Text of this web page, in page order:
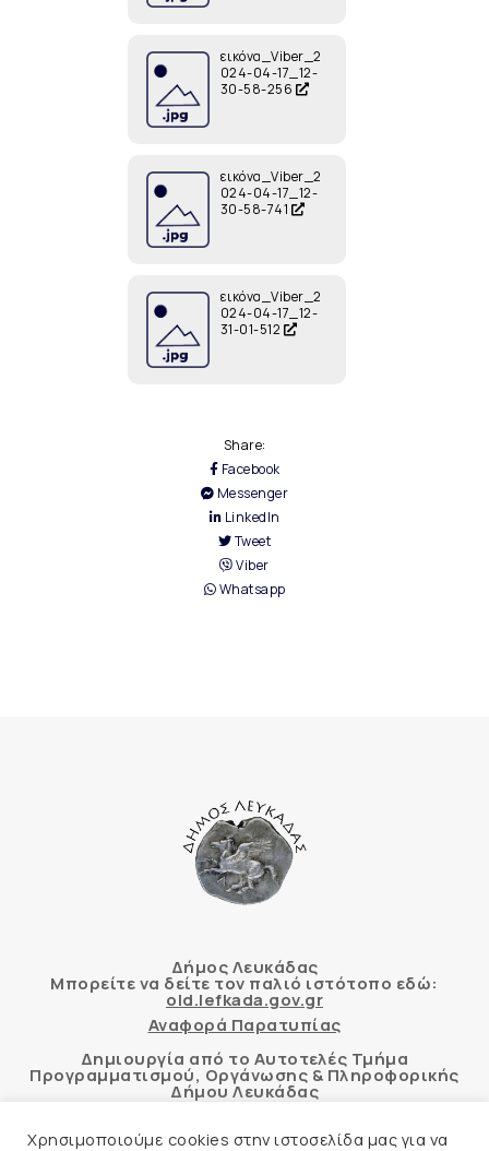
εικόνα_Viber_2
024-04-17_12-
30-58-256
εικόνα_Viber_2
024-04-17_12-
30-58-741
εικόνα_Viber_2
024-04-17_12-
31-01-512
Share:
Facebook
Messenger
LinkedIn
Tweet
Viber
Whatsapp
Δήμος Λευκάδας
Μπορείτε να δείτε τον παλιό ιστότοπο εδώ:
old.lefkada.gov.gr
Αναφορά Παρατυπίας
Δημιουργία από το Αυτοτελές Τμήμα
Προγραμματισμού, Οργάνωσης & Πληροφορικής
Δήμου Λευκάδας
Χρησιμοποιούμε cookies στην ιστοσελίδα μας για να